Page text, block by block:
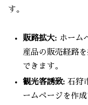
す。
販路拡大: ホーム
産品の販売経路
できます。
観光客誘致: 石狩
ームページを作